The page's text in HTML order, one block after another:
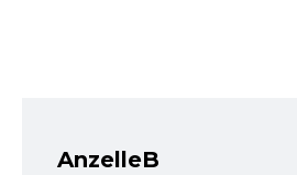
AnzelleB